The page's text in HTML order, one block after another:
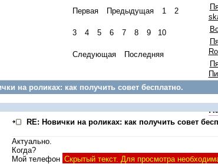
Первая Предыдущая 1 2
3 4 5 6 7 8 9 10
Следующая Последняя
на роликах: как получить совет бесплатно.
RE: Новички на роликах: как получить совет
Актуально.
Когда?
Мой телефон Скрытый текст. Для просмотра